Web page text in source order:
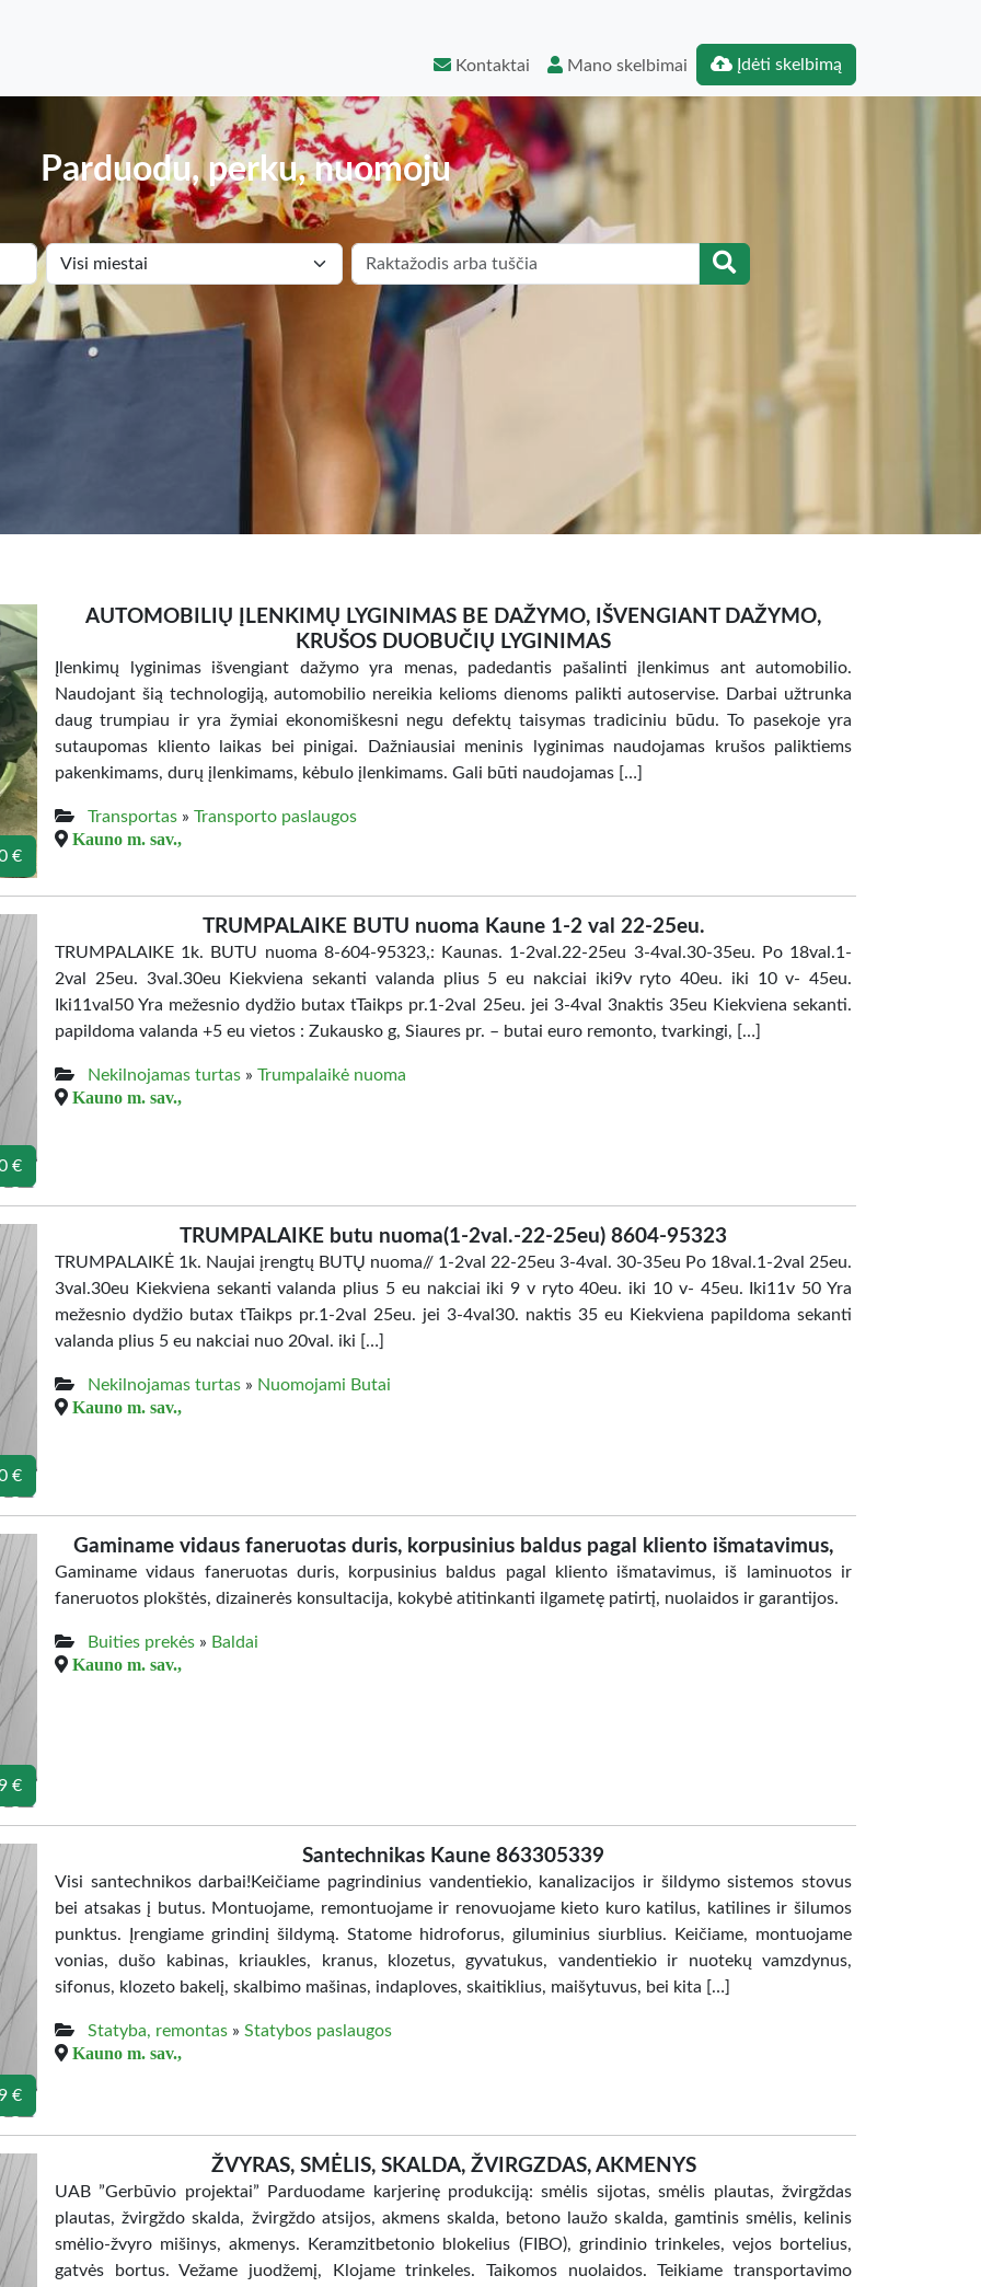
Kontaktai Mano skelbimai Įdėti skelbimą
Parduodu, perku, nuomoju
€
AUTOMOBILIŲ ĮLENKIMŲ LYGINIMAS BE DAŽYMO, IŠVENGIANT DAŽYMO,
KRUŠOS DUOBUČIŲ LYGINIMAS
Įlenkimų lyginimas išvengiant dažymo yra menas, padedantis pašalinti įlenkimus ant automobilio.
Naudojant šią technologiją, automobilio nereikia kelioms dienoms palikti autoservise. Darbai užtrunka
daug trumpiau ir yra žymiai ekonomiškesni negu defektų taisymas tradiciniu būdu. To pasekoje yra
sutaupomas kliento laikas bei pinigai. Dažniausiai meninis lyginimas naudojamas krušos paliktiems
pakenkimams, durų įlenkimams, kėbulo įlenkimams. Gali būti naudojamas […]
Transportas » Transporto paslaugos
Kauno m. sav.,
€
TRUMPALAIKE BUTU nuoma Kaune 1-2 val 22-25eu.
TRUMPALAIKE 1k. BUTU nuoma 8-604-95323,: Kaunas. 1-2val.22-25eu 3-4val.30-35eu. Po 18val.1-
2val 25eu. 3val.30eu Kiekviena sekanti valanda plius 5 eu nakciai iki9v ryto 40eu. iki 10 v- 45eu.
Iki11val50 Yra mežesnio dydžio butax tTaikps pr.1-2val 25eu. jei 3-4val 3naktis 35eu Kiekviena sekanti.
papildoma valanda +5 eu vietos : Zukausko g, Siaures pr. – butai euro remonto, tvarkingi, […]
Nekilnojamas turtas » Trumpalaikė nuoma
Kauno m. sav.,
€
TRUMPALAIKE butu nuoma(1-2val.-22-25eu) 8604-95323
TRUMPALAIKĖ 1k. Naujai įrengtų BUTŲ nuoma// 1-2val 22-25eu 3-4val. 30-35eu Po 18val.1-2val 25eu.
3val.30eu Kiekviena sekanti valanda plius 5 eu nakciai iki 9 v ryto 40eu. iki 10 v- 45eu. Iki11v 50 Yra
mežesnio dydžio butax tTaikps pr.1-2val 25eu. jei 3-4val30. naktis 35 eu Kiekviena papildoma sekanti
valanda plius 5 eu nakciai nuo 20val. iki […]
Nekilnojamas turtas » Nuomojami Butai
Kauno m. sav.,
€
Gaminame vidaus faneruotas duris, korpusinius baldus pagal kliento išmatavimus,
Gaminame vidaus faneruotas duris, korpusinius baldus pagal kliento išmatavimus, iš laminuotos ir
faneruotos plokštės, dizainerės konsultacija, kokybė atitinkanti ilgametę patirtį, nuolaidos ir garantijos.
Buities prekės » Baldai
Kauno m. sav.,
€
Santechnikas Kaune 863305339
Visi santechnikos darbai!Keičiame pagrindinius vandentiekio, kanalizacijos ir šildymo sistemos stovus
bei atsakas į butus. Montuojame, remontuojame ir renovuojame kieto kuro katilus, katilines ir šilumos
punktus. Įrengiame grindinį šildymą. Statome hidroforus, giluminius siurblius. Keičiame, montuojame
vonias, dušo kabinas, kriaukles, kranus, klozetus, gyvatukus, vandentiekio ir nuotekų vamzdynus,
sifonus, klozeto bakelį, skalbimo mašinas, indaploves, skaitiklius, maišytuvus, bei kita […]
Statyba, remontas » Statybos paslaugos
Kauno m. sav.,
ŽVYRAS, SMĖLIS, SKALDA, ŽVIRGZDAS, AKMENYS
UAB ”Gerbūvio projektai” Parduodame karjerinę produkciją: smėlis sijotas, smėlis plautas, žvirgždas
plautas, žvirgždo skalda, žvirgždo atsijos, akmens skalda, betono laužo skalda, gamtinis smėlis, kelinis
smėlio-žvyro mišinys, akmenys. Keramzitbetonio blokelius (FIBO), grindinio trinkeles, vejos bortelius,
gatvės bortus. Vežame juodžemį, Klojame trinkeles. Taikomos nuolaidos. Teikiame transportavimo